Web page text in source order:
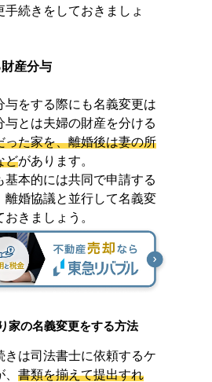
手続きをしておきましょ
産分与
与をする際にも名義変更は
与とは夫婦の財産を分ける
った家を、離婚後は妻の所
どがあります。
基本的には共同で申請する
離婚協議と並行して名義変
きましょう。
家の名義変更をする方法
きは司法書士に依頼するケ
書類を揃えて提出すれ